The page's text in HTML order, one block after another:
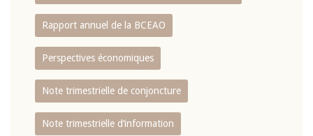
Rapport annuel de la BCEAO
Perspectives économiques
Note trimestrielle de conjoncture
Note trimestrielle d‘information